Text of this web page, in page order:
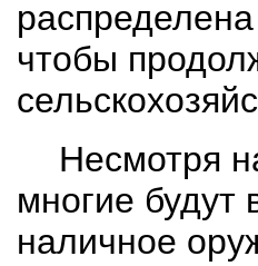
чтобы
Несмотря
многие
наличное